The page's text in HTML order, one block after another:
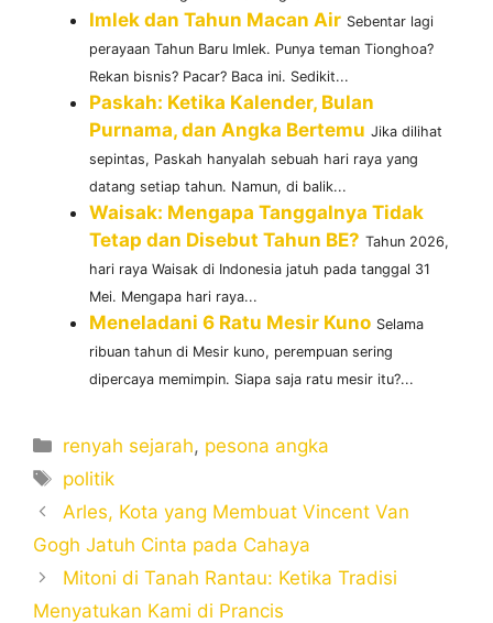
Imlek dan Tahun Macan Air Sebentar lagi
perayaan Tahun Baru Imlek. Punya teman Tionghoa?
Rekan bisnis? Pacar? Baca ini. Sedikit...
Paskah: Ketika Kalender, Bulan
Purnama, dan Angka Bertemu Jika dilihat
sepintas, Paskah hanyalah sebuah hari raya yang
datang setiap tahun. Namun, di balik...
Waisak: Mengapa Tanggalnya Tidak
Tetap dan Disebut Tahun BE? Tahun 2026,
hari raya Waisak di Indonesia jatuh pada tanggal 31
Mei. Mengapa hari raya...
Meneladani 6 Ratu Mesir Kuno Selama
ribuan tahun di Mesir kuno, perempuan sering
dipercaya memimpin. Siapa saja ratu mesir itu?...
Categories
renyah sejarah, pesona angka
Tags
politik
Arles, Kota yang Membuat Vincent Van
Gogh Jatuh Cinta pada Cahaya
Mitoni di Tanah Rantau: Ketika Tradisi
Menyatukan Kami di Prancis